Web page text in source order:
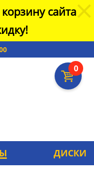
сайта
0
ДИСКИ